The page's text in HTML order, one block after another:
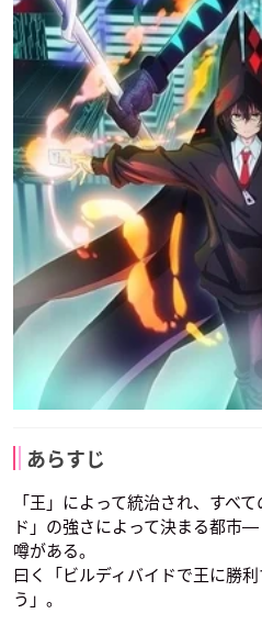
あらすじ
「王」によって統治され、すべ
ド」の強さによって決まる都市
噂がある。
曰く「ビルディバイドで王に勝
う」。